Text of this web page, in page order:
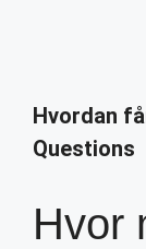
Hvordan
Questions
Hvor